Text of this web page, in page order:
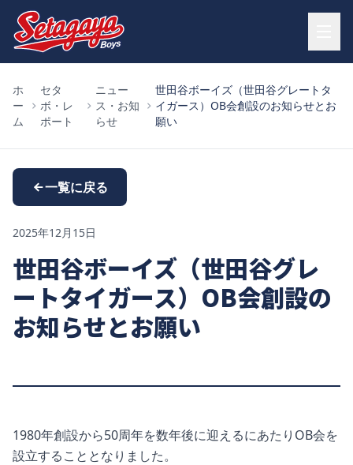
ホ
ー
ム
セタ
ボ・レ
ポート
ニュー
ス・お知
らせ
世田谷ボーイズ（世田谷グレートタ
イガース）OB会創設のお知らせとお
願い
一覧に戻る
2025年12月15日
世田谷ボーイズ（世田谷グレ
ートタイガース）OB会創設の
お知らせとお願い
1980年創設から50周年を数年後に迎えるにあたりOB会を
設立することとなりました。